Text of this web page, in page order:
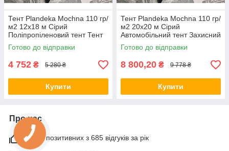
Тент Plandeka Мосhnа 110 гр/
м2 12х18 м Сірий
Поліпропіленовий тент Тент
для полювання Брезент від
дощу
Готово до відправки
4 752 ₴ 5 280 ₴
Купити
Тент Plandeka Мосhnа 110 гр/
м2 20х20 м Сірий
Автомобільний тент Захисний
тент для техніки
Готово до відправки
8 800,20 ₴ 9 778 ₴
Купити
Про нас
100% позитивних з 685 відгуків за рік